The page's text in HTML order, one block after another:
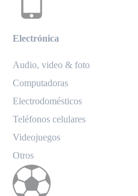
Electrónica
Audio, video & foto
Computadoras
Electrodomésticos
Teléfonos celulares
Videojuegos
Otros